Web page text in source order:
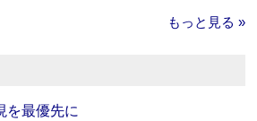
もっと見る »
を最優先に